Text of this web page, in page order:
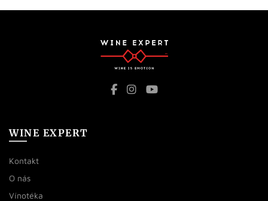
WINE EXPERT
Kontakt
O nás
Vínotéka